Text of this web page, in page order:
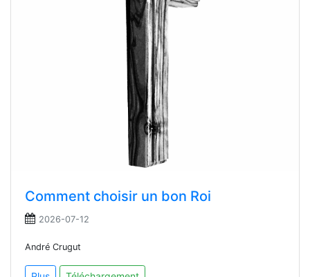
Comment choisir un bon Roi
2026-07-12
André Crugut